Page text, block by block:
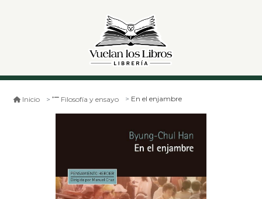
Inicio Filosofía y ensayo En el enjambre